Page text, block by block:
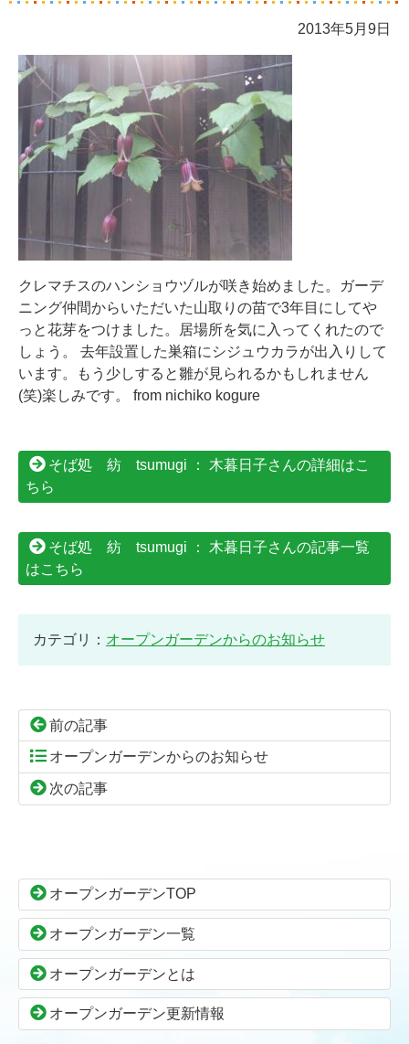
2013年5月9日
クレマチスのハンショウヅルが咲き始めました。ガーデ
ニング仲間からいただいた山取りの苗で3年目にしてや
っと花芽をつけました。居場所を気に入ってくれたので
しょう。 去年設置した巣箱にシジュウカラが出入りして
います。もう少しすると雛が見られるかもしれません
(笑)楽しみです。 from nichiko kogure
そば処 紡 tsumugi ： 木暮日子さんの詳細はこ
ちら
そば処 紡 tsumugi ： 木暮日子さんの記事一覧
はこちら
カテゴリ： オープンガーデンからのお知らせ
前の記事
オープンガーデンからのお知らせ
次の記事
ン
本
文
先
へ
の
頭
へ
る
オープンガーデンTOP
オープンガーデン一覧
オープンガーデンとは
オープンガーデン更新情報